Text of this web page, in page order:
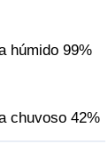
húmido 99%
chuvoso 42%